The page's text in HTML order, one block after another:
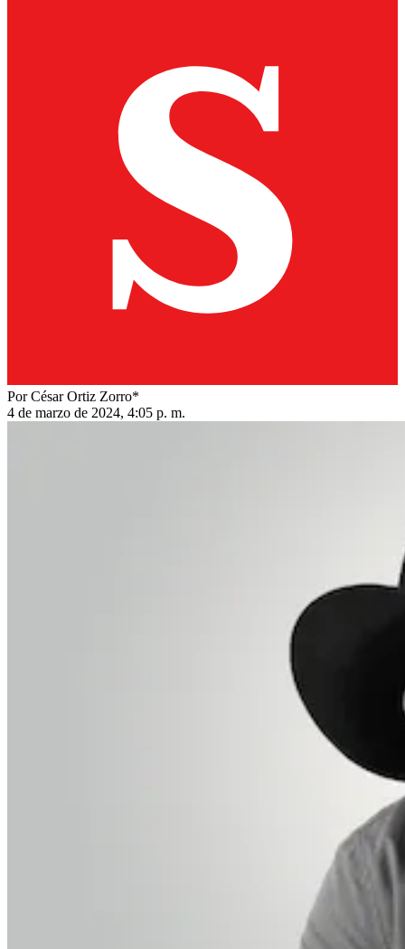
Por César Ortiz Zorro*
4 de marzo de 2024, 4:05 p. m.